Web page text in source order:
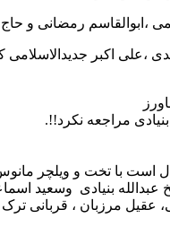
رمضانی و
،علی اکبر
مراجعه نکرد!!.
است با تخت و ویلچر
بنیادی وسعید
مرزبان ، قربانی